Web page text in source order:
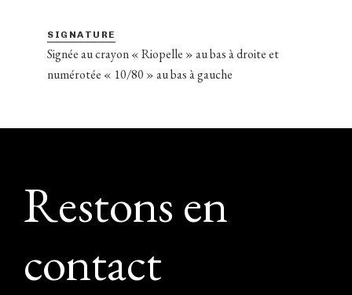
SIGNATURE
Signée au crayon « Riopelle » au bas à droite et
numérotée « 10/80 » au bas à gauche
Footer
Restons en
contact